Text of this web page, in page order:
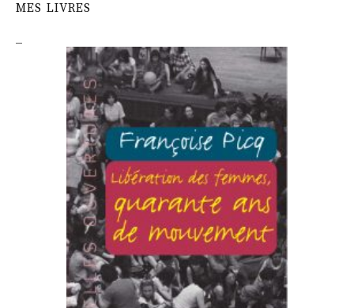
MES LIVRES